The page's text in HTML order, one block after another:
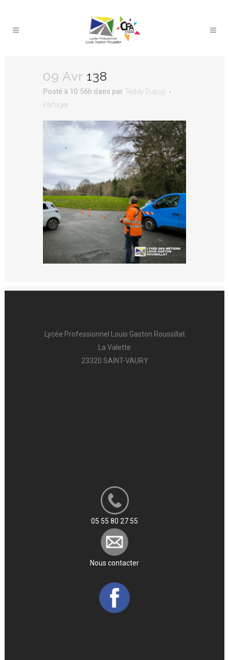
09 Avr 138
Posté à 10:56h dans par Teddy Dupuy
Partager
Lycée Professionnel Louis Gaston Roussillat
La Valette
23320 SAINT-VAURY
05 55 80 27 55
Nous contacter